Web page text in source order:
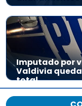
Imputado por
Valdivia
total